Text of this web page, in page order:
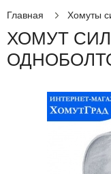
Главная Хомуты
ХОМУТ